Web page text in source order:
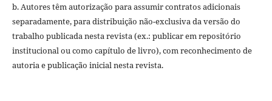
b. Autores têm autorização para assumir contratos adicionais
separadamente, para distribuição não-exclusiva da versão do
trabalho publicada nesta revista (ex.: publicar em repositório
institucional ou como capítulo de livro), com reconhecimento de
autoria e publicação inicial nesta revista.